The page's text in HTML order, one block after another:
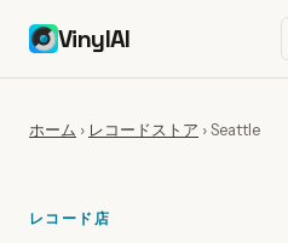
VinylAI
ホーム › レコードストア ›Seattle
レコード店